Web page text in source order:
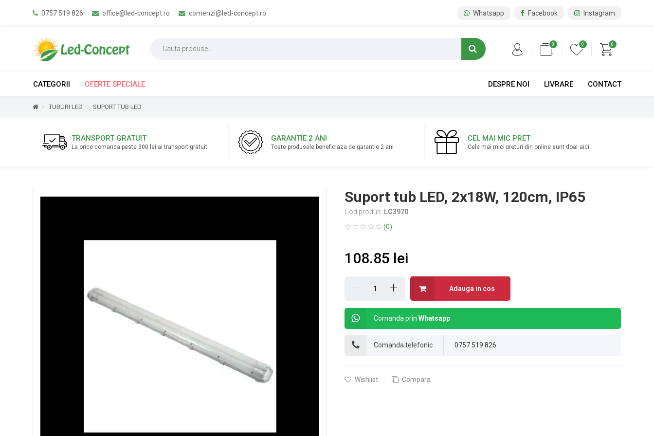
0757 519 826 office@led-concept.ro comenzi@led-concept.ro Whatsapp Facebook Instagram
0
0
0
CATEGORII OFERTE SPECIALE CONTACT
LIVRARE
DESPRE NOI
TUBURI LED SUPORT TUB LED
TRANSPORT GRATUIT
La orice comanda peste 300 lei ai transport gratuit
GARANTIE 2 ANI
Toate produsele beneficiaza de garantie 2 ani
CEL MAI MIC PRET
Cele mai mici preturi din online sunt doar aici
Suport tub LED, 2x18W, 120cm, IP65
Cod produs: LC3970
(0)
108.85 lei
Adauga in cos
Comanda prinWhatsapp
Comanda telefonic 0757 519 826
Wishlist Compara